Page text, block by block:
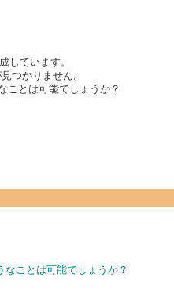
しています。
つかりません。
ことは可能でしょうか？
ことは可能でしょうか？